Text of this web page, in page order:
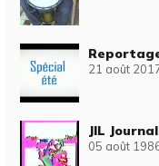
21 août
JIL
05 août